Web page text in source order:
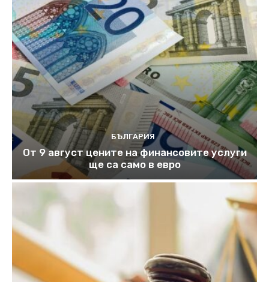
БЪЛГАРИЯ
От 9 август цените на финансовите услуги
ще са само в евро